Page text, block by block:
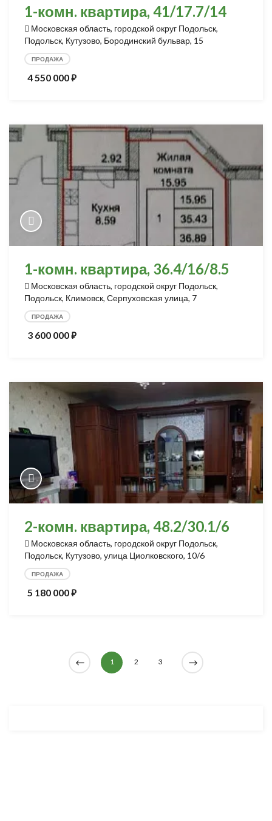
1-комн. квартира, 41/17.7/14
Московская область, городской округ Подольск,
Подольск, Кутузово, Бородинский бульвар, 15
ПРОДАЖА
4 550 000⃏
1-комн. квартира, 36.4/16/8.5
Московская область, городской округ Подольск,
Подольск, Климовск, Серпуховская улица, 7
ПРОДАЖА
3 600 000⃏
2-комн. квартира, 48.2/30.1/6
Московская область, городской округ Подольск,
Подольск, Кутузово, улица Циолковского, 10/6
ПРОДАЖА
5 180 000⃏
1 2 3